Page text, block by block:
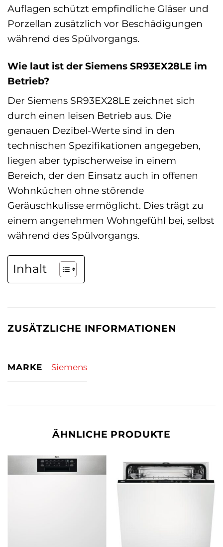
Auflagen schützt empfindliche Gläser und
Porzellan zusätzlich vor Beschädigungen
während des Spülvorgangs.
Wie laut ist der Siemens SR93EX28LE im
Betrieb?
Der Siemens SR93EX28LE zeichnet sich
durch einen leisen Betrieb aus. Die
genauen Dezibel-Werte sind in den
technischen Spezifikationen angegeben,
liegen aber typischerweise in einem
Bereich, der den Einsatz auch in offenen
Wohnküchen ohne störende
Geräuschkulisse ermöglicht. Dies trägt zu
einem angenehmen Wohngefühl bei, selbst
während des Spülvorgangs.
Inhalt
ZUSÄTZLICHE INFORMATIONEN
MARKE Siemens
ÄHNLICHE PRODUKTE